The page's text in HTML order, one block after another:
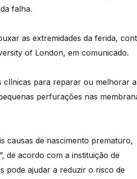
falha.
as extremidades da ferida,
of London, em comunicado.
clínicas para reparar ou melhorar
perfurações nas
causas de nascimento prematuro,
de acordo com a instituição de
pode ajudar a reduzir o risco de